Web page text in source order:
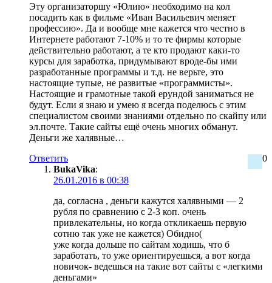
Эту организаторшу «Юлию» необходимо на кол
посадить как в фильме «Иван Васильевич меняет
профессию». Да и вообще мне кажется что честно в
Интернете работают 7-10% и то те фирмы которые
действительно работают, а те кто продают каки-то
курсы для заработка, придумывают вроде-бы ими
разработанные программы и т.д. не верьте, это
настоящие тупые, не развитые «программисты».
Настоящие и грамотные такой ерундой заниматься не
будут. Если я знаю и умею я всегда поделюсь с этим
специалистом своими знаниями отдельно по скайпу или
эл.почте. Такие сайты ещё очень многих обманут.
Деньги же халявные…
0
Ответить
BukaVika:
26.01.2016 в 00:38
да, согласна , деньги кажутся халявными — 2
рубля по сравнению с 2-3 коп. очень
привлекательны, но когда откликаешь первую
сотню так уже не кажется) Обидно(
уже когда дольше по сайтам ходишь, что б
заработать, то уже ориентируешься, а вот когда
новичок- ведешься на такие вот сайты с «легкими
деньгами»